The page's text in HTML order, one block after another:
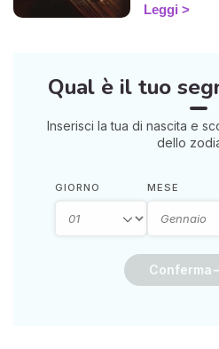
nel posto
risposte
negative.
prime armi
potrebbe
Leggi
Qual è il tuo
Inserisci la tua di nascita e
dello
GIORNO MESE
Conferma